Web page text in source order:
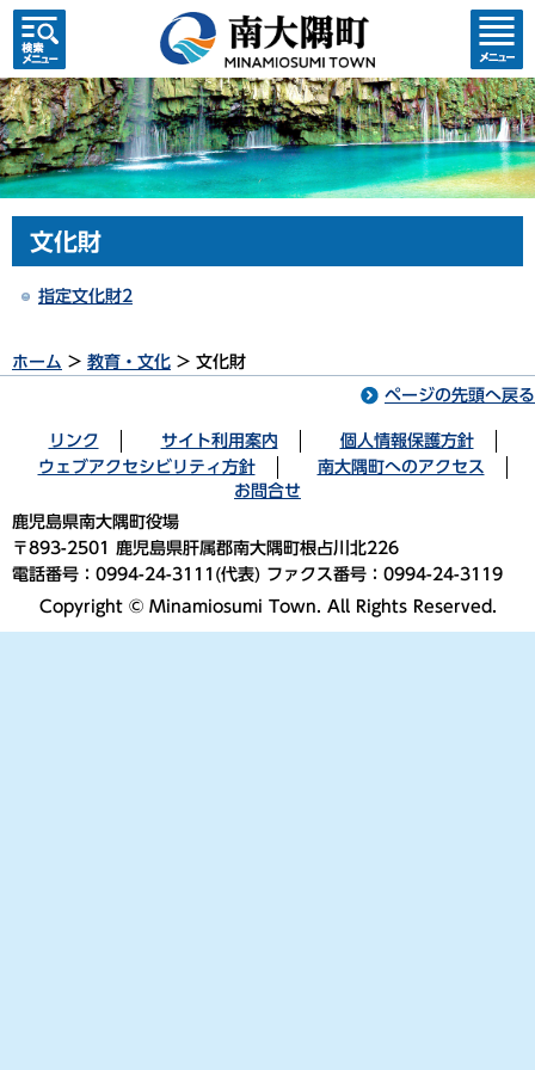
検索・
共通メ
ニュー
コンテ
ンツメ
ニュー
文化財
指定文化財2
ホーム > 教育・文化 > 文化財
ページの先頭へ戻る
リンク サイト利用案内
個人情報保護方針
ウェブアクセシビリティ方針
南大隅町へのアクセス
お問合せ
鹿児島県南大隅町役場
〒893-2501 鹿児島県肝属郡南大隅町根占川北226
電話番号：0994-24-3111(代表) ファクス番号：0994-24-3119
Copyright © Minamiosumi Town. All Rights Reserved.